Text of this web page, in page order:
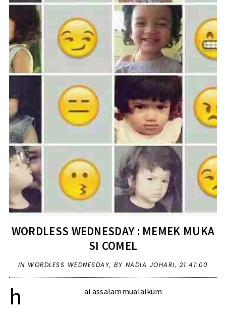
WORDLESS WEDNESDAY : MEMEK MUKA
SI COMEL
IN WORDLESS WEDNESDAY, BY NADIA JOHARI, 21:41:00
h ai assalammualaikum